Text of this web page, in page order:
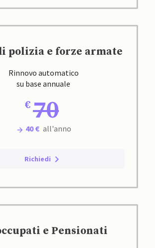
polizia e forze armate
Rinnovo automatico
su base annuale
70
40 € all'anno
Richiedi
e Pensionati